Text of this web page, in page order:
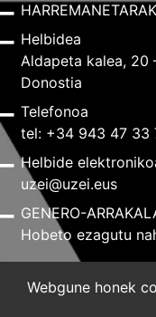
Helbidea
Aldapeta kalea, 20
Donostia
Telefonoa
tel: +34 943 47 33
Helbide
uzei@uzei.eus
GENERO-
Hobeto ezagutu
Lege-oharra
Webgune honek